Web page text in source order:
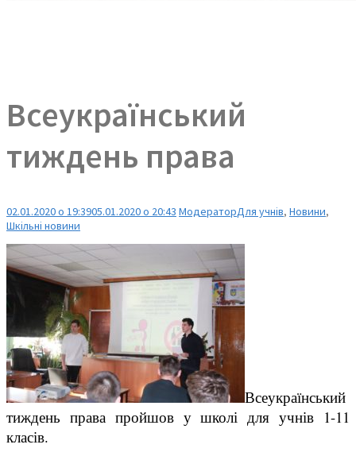
Всеукраїнський
тиждень права
02.01.2020 о 19:3905.01.2020 о 20:43 МодераторДля учнів, Новини,
Шкільні новини
Всеукраїнський
тиждень права пройшов у школі для учнів 1-11
класів.